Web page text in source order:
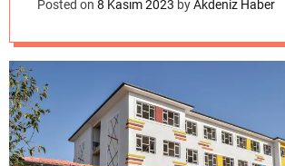
Posted on 8 Kasım 2023 byAkdeniz Haber